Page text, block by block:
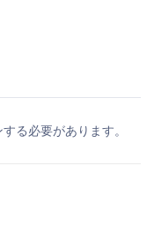
る必要があります。